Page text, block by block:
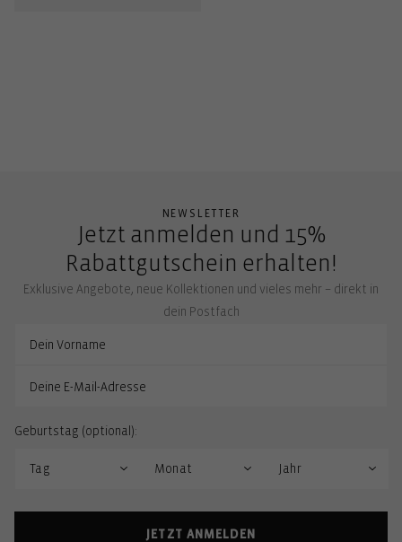
NEWSLETTER
Jetzt anmelden und 15%
Rabattgutschein erhalten!
Exklusive Angebote, neue Kollektionen und vieles mehr – direkt in
dein Postfach
Geburtstag (optional):
JETZT ANMELDEN